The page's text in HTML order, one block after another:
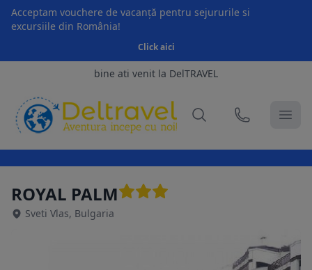
Acceptam vouchere de vacanță pentru sejururile si
excursiile din România!
Click aici
bine ati venit la DelTRAVEL
ROYAL PALM
Sveti Vlas, Bulgaria